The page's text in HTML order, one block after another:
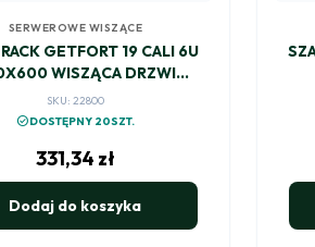
SERWEROWE WISZĄCE
GETFORT 19 CALI 6U
WISZĄCA DRZWI
STALOWE
SKU: 22800
check_circleDOSTĘPNY 20SZT.
331,34 zł
Dodaj do koszyka